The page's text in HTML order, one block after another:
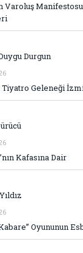
Varoluş
Durgun
Tiyatro Geleneği
Kafasına Dair
Oyununun